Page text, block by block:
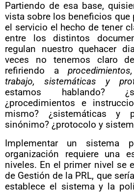
Partiendo de esa base,
vista sobre los beneficios que
el servicio el hecho de tener
entre los distintos
regulan nuestro quehacer
veces no tenemos claro
refiriendo a
trabajo, sistemáticas y
estamos hablando?
¿procedimientos e
mismo? ¿sistemáticas y
sinónimo? ¿protocolo y
Implementar un sistema
organización requiere una
niveles. En el primer nivel se
de Gestión de la PRL, que
establece el sistema y la